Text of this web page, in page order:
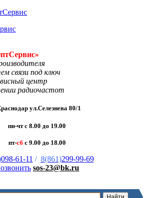
Сервис»
связи под ключ
центр
радиочастот
ул.Селезнева 80/1
пн-чт с 8.00 до 19.00
пт-сб с 9.00 до 18.00
098-61-11 / 8(861)299-99-69
sos-23@bk.ru